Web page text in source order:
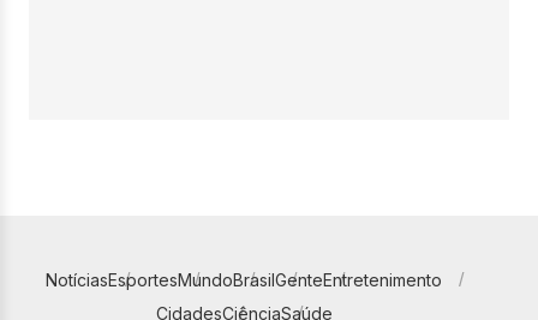
NotíciasEsportesMundoBrasilGenteEntretenimento
CidadesCiênciaSaúde